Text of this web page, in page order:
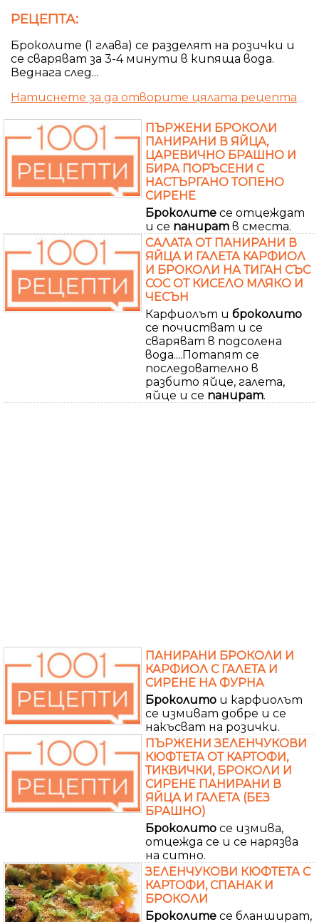
РЕЦЕПТА:
Броколите (1 глава) се разделят на розички и
се сваряват за 3-4 минути в кипяща вода.
Веднага след...
Натиснете за да отворите цялата рецепта
ПЪРЖЕНИ БРОКОЛИ
ПАНИРАНИ В ЯЙЦА,
ЦАРЕВИЧНО БРАШНО И
БИРА ПОРЪСЕНИ С
НАСТЪРГАНО ТОПЕНО
СИРЕНЕ
Броколите се отцеждат
и се панират в сместа.
САЛАТА ОТ ПАНИРАНИ В
ЯЙЦА И ГАЛЕТА КАРФИОЛ
И БРОКОЛИ НА ТИГАН СЪС
СОС ОТ КИСЕЛО МЛЯКО И
ЧЕСЪН
Карфиолът и броколито
се почистват и се
сваряват в подсолена
вода....Потапят се
последователно в
разбито яйце, галета,
яйце и се панират.
ПАНИРАНИ БРОКОЛИ И
КАРФИОЛ С ГАЛЕТА И
СИРЕНЕ НА ФУРНА
Броколито и карфиолът
се измиват добре и се
накъсват на розички.
ПЪРЖЕНИ ЗЕЛЕНЧУКОВИ
КЮФТЕТА ОТ КАРТОФИ,
ТИКВИЧКИ, БРОКОЛИ И
СИРЕНЕ ПАНИРАНИ В
ЯЙЦА И ГАЛЕТА (БЕЗ
БРАШНО)
Броколито се измива,
отцежда се и се нарязва
на ситно.
ЗЕЛЕНЧУКОВИ КЮФТЕТА С
КАРТОФИ, СПАНАК И
БРОКОЛИ
Броколите се бланшират,